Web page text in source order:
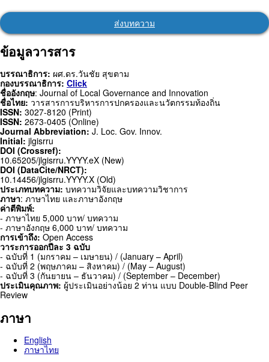
ส่งบทความ
ข้อมูลวารสาร
บรรณาธิการ: ผศ.ดร.วันชัย สุขตาม
กองบรรณาธิการ: Click
ชื่ออังกฤษ: Journal of Local Governance and Innovation
ชื่อไทย: วารสารการบริหารการปกครองและนวัตกรรมท้องถิ่น
ISSN: 3027-8120 (Print)
ISSN: 2673-0405 (Online)
Journal Abbreviation: J. Loc. Gov. Innov.
Initial: jlgisrru
DOI (Crossref):
10.65205/jlgisrru.YYYY.eX (New)
DOI (DataCite/NRCT):
10.14456/jlgisrru.YYYY.X (Old)
ประเภทบทความ: บทความวิจัยและบทความวิชาการ
ภาษา: ภาษาไทย และภาษาอังกฤษ
ค่าตีพิมพ์:
- ภาษาไทย 5,000 บาท/ บทความ
- ภาษาอังกฤษ 6,000 บาท/ บทความ
การเข้าถึง: Open Access
วาระการออกปีละ 3 ฉบับ
- ฉบับที่ 1 (มกราคม – เมษายน) / (January – April)
- ฉบับที่ 2 (พฤษภาคม – สิงหาคม) / (May – August)
- ฉบับที่ 3 (กันยายน – ธันวาคม) / (September – December)
ประเมินคุณภาพ: ผู้ประเมินอย่างน้อย 2 ท่าน แบบ Double-Blind Peer
Review
ภาษา
English
ภาษาไทย